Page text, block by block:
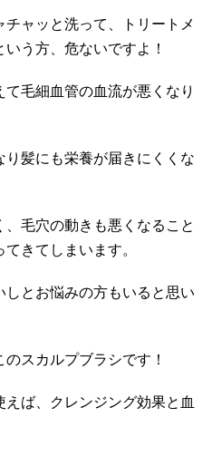
ャッと洗って、トリートメ
う方、危ないですよ！
毛細血管の血流が悪くなり
髪にも栄養が届きにくくな
毛穴の動きも悪くなること
きてしまいます。
とお悩みの方もいると思い
スカルプブラシです！
ば、クレンジング効果と血